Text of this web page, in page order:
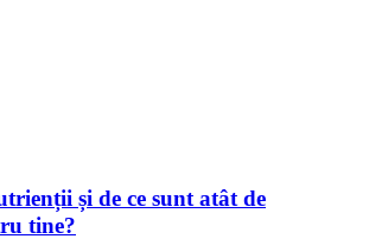
și de ce sunt atât de
tine?